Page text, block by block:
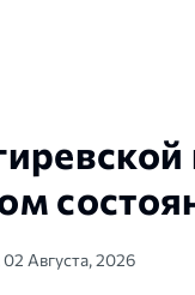
02 Августа, 2026